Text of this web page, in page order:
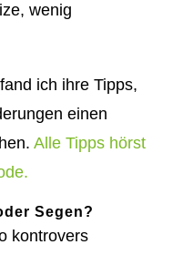
wenig
ich ihre Tipps,
einen
Alle Tipps hörst
Segen?
kontrovers